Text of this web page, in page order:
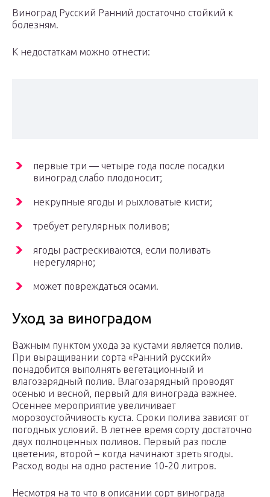
Виноград Русский Ранний достаточно стойкий к
болезням.
К недостаткам можно отнести:
первые три — четыре года после посадки
виноград слабо плодоносит;
некрупные ягоды и рыхловатые кисти;
требует регулярных поливов;
ягоды растрескиваются, если поливать
нерегулярно;
может повреждаться осами.
Уход за виноградом
Важным пунктом ухода за кустами является полив.
При выращивании сорта «Ранний русский»
понадобится выполнять вегетационный и
влагозарядный полив. Влагозарядный проводят
осенью и весной, первый для винограда важнее.
Осеннее мероприятие увеличивает
морозоустойчивость куста. Сроки полива зависят от
погодных условий. В летнее время сорту достаточно
двух полноценных поливов. Первый раз после
цветения, второй – когда начинают зреть ягоды.
Расход воды на одно растение 10-20 литров.
Несмотря на то что в описании сорт винограда